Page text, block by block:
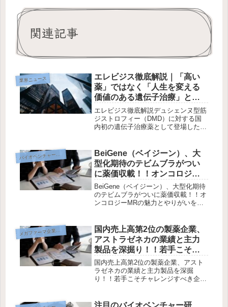
関連記事
業界ニュース
エレビジス徹底解説｜「高い
薬」ではなく「人生を変える
価値のある遺伝子治療」とい
う真実
エレビジス徹底解説デュシェンヌ型筋
ジストロフィー（DMD）に対する国
内初の遺伝子治療薬として登場したエ
う側面ばかりが取り上げられがちです
が、 本質は価格ではなく“治療の価...
バイオベンチャー企業研究
BeiGene（ベイジーン）、大
型化期待のテビムブラがつい
に薬価収載！！オンコロジー
MRの魅力とやりがいを徹底解
説！
BeiGene（ベイジーン）、大型化期待
のテビムブラがついに薬価収載！！オ
ンコロジーMRの魅力とやりがいを徹
ジー領域で急成長を遂げている注目企
業 BeiGene（ベイジーン...
メ
ガファーマ企業研究
国内売上高第2位の製薬企業、
アストラゼネカの業績と主力
製品を深掘り！！若手こそチ
ャレンジすべき企業！
国内売上高第2位の製薬企業、アスト
ラゼネカの業績と主力製品を深掘
り！！若手こそチャレンジすべき企
発のグローバル製薬企業「アストラゼ
注目のバイオベンチャー研